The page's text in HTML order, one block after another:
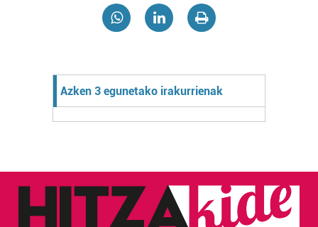
Azken 3 egunetako irakurrienak